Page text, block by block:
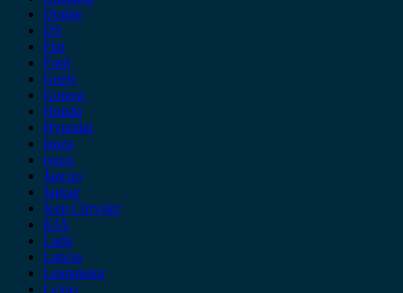
Dodge
DS
Fiat
Ford
Geely
Gonow
Honda
Hyundai
Isuzu
iveco
Jaecoo
Jaguar
Jeep Chrysler
KIA
Lada
Lancia
Leapmotor
Lexus